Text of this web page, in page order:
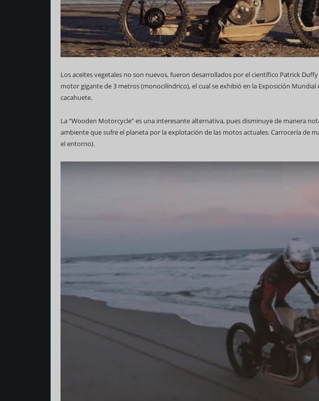
Los aceites vegetales no son nuevos, fueron desarrollados por el científico Patrick
motor gigante de 3 metros (monocilíndrico), el cual se exhibió en la Exposición Mundial
cacahuete.
La “Wooden Motorcycle” es una interesante alternativa, pues disminuye de manera
ambiente que sufre el planeta por la explotación de las motos actuales. Carrocería de
el entorno).